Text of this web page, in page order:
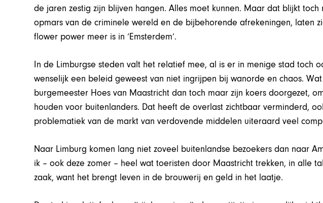
de jaren zestig zijn blijven hangen. Alles moet kunnen. Maar dat blijkt toch
opmars van de criminele wereld en de bijbehorende afrekeningen, laten
flower power meer is in ‘Emsterdem’.
In de Limburgse steden valt het relatief mee, al is er in menige stad toch
wenselijk een beleid geweest van niet ingrijpen bij wanorde en chaos.
burgemeester Hoes van Maastricht dan toch maar zijn koers doorgezet,
houden voor buitenlanders. Dat heeft de overlast zichtbaar verminderd,
problematiek van de markt van verdovende middelen uiteraard veel
Naar Limburg komen lang niet zoveel buitenlandse bezoekers dan naar
ik – ook deze zomer – heel wat toeristen door Maastricht trekken, in alle
zaak, want het brengt leven in de brouwerij en geld in het laatje.